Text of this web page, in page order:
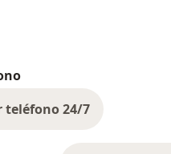
teléfono 24/7